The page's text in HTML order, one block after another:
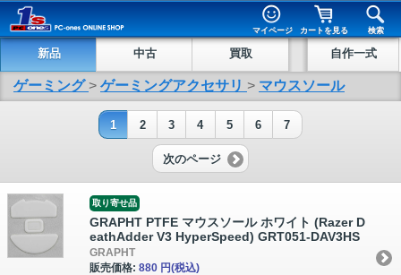
マイページ カートを見る 検索
新品 中古 買取 自作一式
ゲーミング > ゲーミングアクセサリ > マウスソール
1 2 3 4 5 6 7
次のページ
取り寄せ品
GRAPHT PTFE マウスソール ホワイト (Razer D
eathAdder V3 HyperSpeed) GRT051-DAV3HS
GRAPHT
販売価格: 880 円(税込)